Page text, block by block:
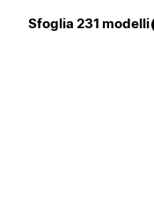
Sfoglia 231 modelli